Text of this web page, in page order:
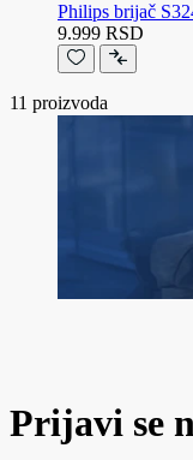
Philips brijač
9.999 RSD
11 proizvoda
Prijavi se